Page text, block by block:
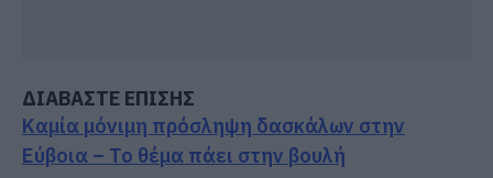
ΔΙΑΒΑΣΤΕ ΕΠΙΣΗΣ
Καμία μόνιμη πρόσληψη δασκάλων στην
Εύβοια – Το θέμα πάει στην βουλή